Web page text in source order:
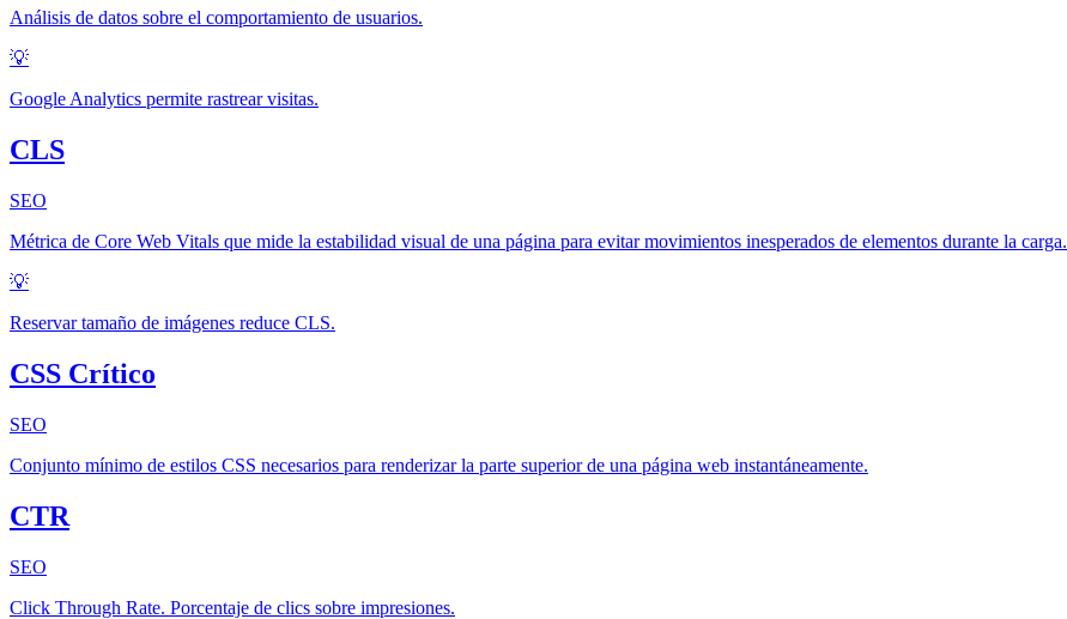
Análisis de datos sobre el comportamiento de usuarios.
💡
Google Analytics permite rastrear visitas.
CLS
SEO
Métrica de Core Web Vitals que mide la estabilidad visual de una página para evitar movimientos inesperados de elementos durante la carga.
💡
Reservar tamaño de imágenes reduce CLS.
CSS Crítico
SEO
Conjunto mínimo de estilos CSS necesarios para renderizar la parte superior de una página web instantáneamente.
CTR
SEO
Click Through Rate. Porcentaje de clics sobre impresiones.